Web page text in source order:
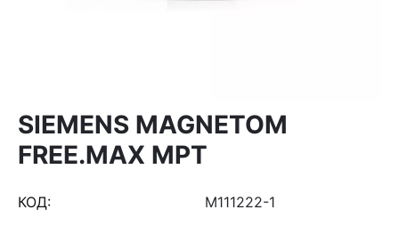
SIEMENS MAGNETOM
FREE.MAX МРТ
КОД: M111222-1